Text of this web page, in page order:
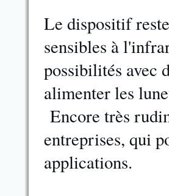
Le dispositif
sensibles à
possibilités avec
alimenter les
Encore très
entreprises, qui
applications.